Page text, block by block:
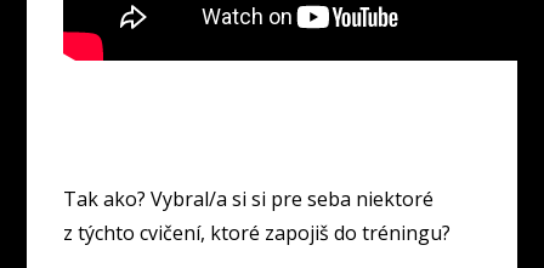
Tak ako? Vybral/a si si pre seba niektoré
z týchto cvičení, ktoré zapojiš do tréningu?